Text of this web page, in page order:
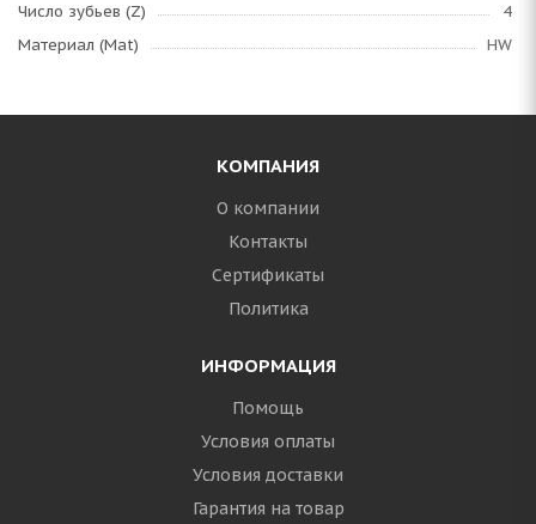
Число зубьев (Z)
4
Материал (Mat)
HW
КОМПАНИЯ
О компании
Контакты
Сертификаты
Политика
ИНФОРМАЦИЯ
Помощь
Условия оплаты
Условия доставки
Гарантия на товар